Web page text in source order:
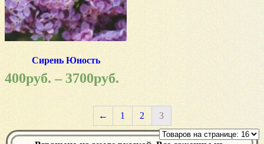
Сирень Юность
400руб.– 3700руб.
← 1 2 3